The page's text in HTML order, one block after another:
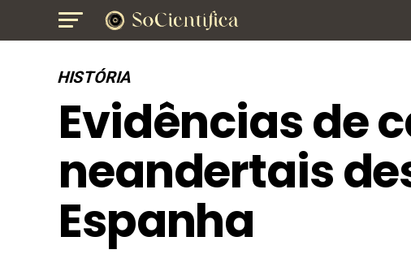
HISTÓRIA
Evidências de
neandertais
Espanha